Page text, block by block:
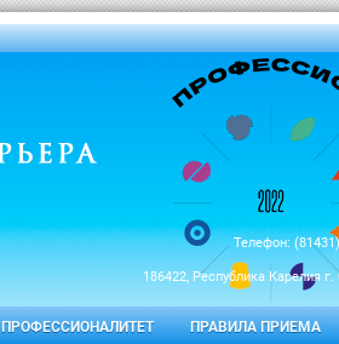
Телефон:
186422, Республика Карелия
ПРОФЕССИОНАЛИТЕТ ПРАВИЛА ПРИЕМА